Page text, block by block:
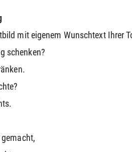
mit eigenem Wunschtext Ihrer
schenken?